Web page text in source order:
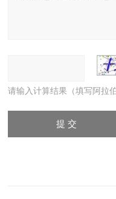
请输入计算结果（填写阿拉